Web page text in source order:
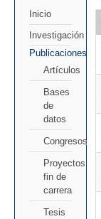
Inicio
Investigación
Publicaciones
Artículos
Bases
de
datos
Congresos
Proyectos
fin de
carrera
Tesis